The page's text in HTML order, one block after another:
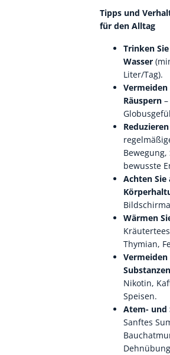
Tipps und
für den Alltag
Trinken
Wasser
Liter/Tag).
Vermeiden
Räuspern
bewusste
Achten Sie
Wärmen
Thymian,
Vermeiden
Substanzen
Nikotin,
Speisen.
Atem- und
Sanftes